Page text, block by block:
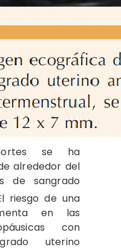
se ha
alrededor del
de sangrado
riesgo de una
en las
con
uterino